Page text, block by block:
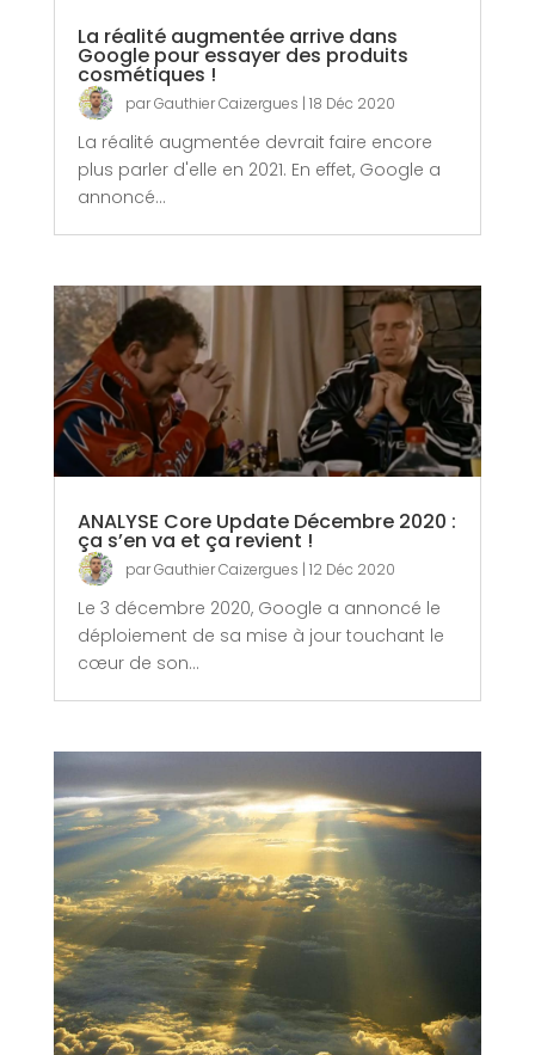
La réalité augmentée arrive dans
Google pour essayer des produits
cosmétiques !
parGauthier Caizergues | 18 Déc 2020
La réalité augmentée devrait faire encore
plus parler d'elle en 2021. En effet, Google a
annoncé...
ANALYSE Core Update Décembre 2020 :
ça s’en va et ça revient !
parGauthier Caizergues | 12 Déc 2020
Le 3 décembre 2020, Google a annoncé le
déploiement de sa mise à jour touchant le
cœur de son...